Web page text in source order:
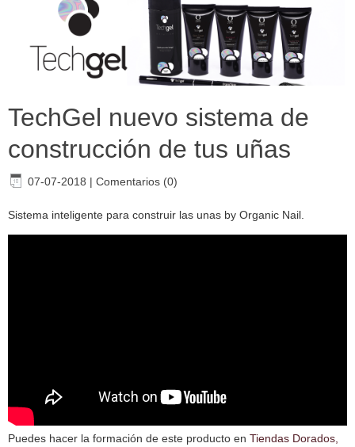
TechGel nuevo sistema de
construcción de tus uñas
07-07-2018 | Comentarios (0)
Sistema inteligente para construir las unas by Organic Nail.
Puedes hacer la formación de este producto en Tiendas Dorados,